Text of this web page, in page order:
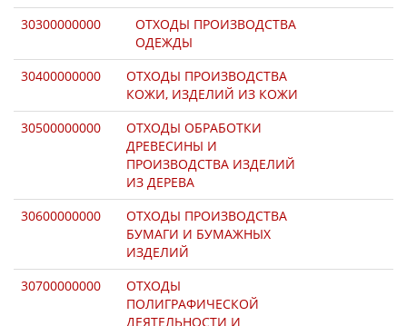
30300000000
ОТХОДЫ ПРОИЗВОДСТВА
ОДЕЖДЫ
30400000000
ОТХОДЫ ПРОИЗВОДСТВА
КОЖИ, ИЗДЕЛИЙ ИЗ КОЖИ
30500000000
ОТХОДЫ ОБРАБОТКИ
ДРЕВЕСИНЫ И
ПРОИЗВОДСТВА ИЗДЕЛИЙ
ИЗ ДЕРЕВА
30600000000
ОТХОДЫ ПРОИЗВОДСТВА
БУМАГИ И БУМАЖНЫХ
ИЗДЕЛИЙ
30700000000
ОТХОДЫ
ПОЛИГРАФИЧЕСКОЙ
ДЕЯТЕЛЬНОСТИ И